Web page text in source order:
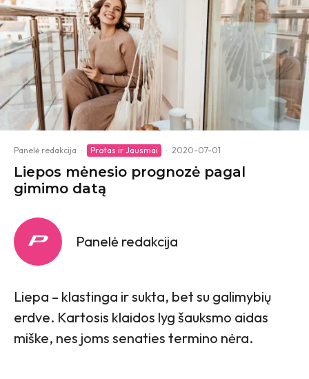
Panelė redakcija · Protas ir Jausmai · 2020-07-01
Liepos mėnesio prognozė pagal
gimimo datą
Panelė redakcija
Liepa – klastinga ir sukta, bet su galimybių
erdve. Kartosis klaidos lyg šauksmo aidas
miške, nes joms senaties termino nėra.